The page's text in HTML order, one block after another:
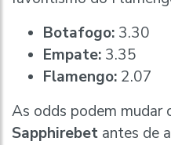
Botafogo: 3.30
Empate: 3.35
Flamengo: 2.07
As odds podem mudar
Sapphirebet antes de